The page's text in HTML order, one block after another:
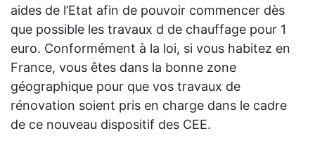
aides de l’Etat afin de pouvoir commencer dès
que possible les travaux d de chauffage pour 1
euro. Conformément à la loi, si vous habitez en
France, vous êtes dans la bonne zone
géographique pour que vos travaux de
rénovation soient pris en charge dans le cadre
de ce nouveau dispositif des CEE.